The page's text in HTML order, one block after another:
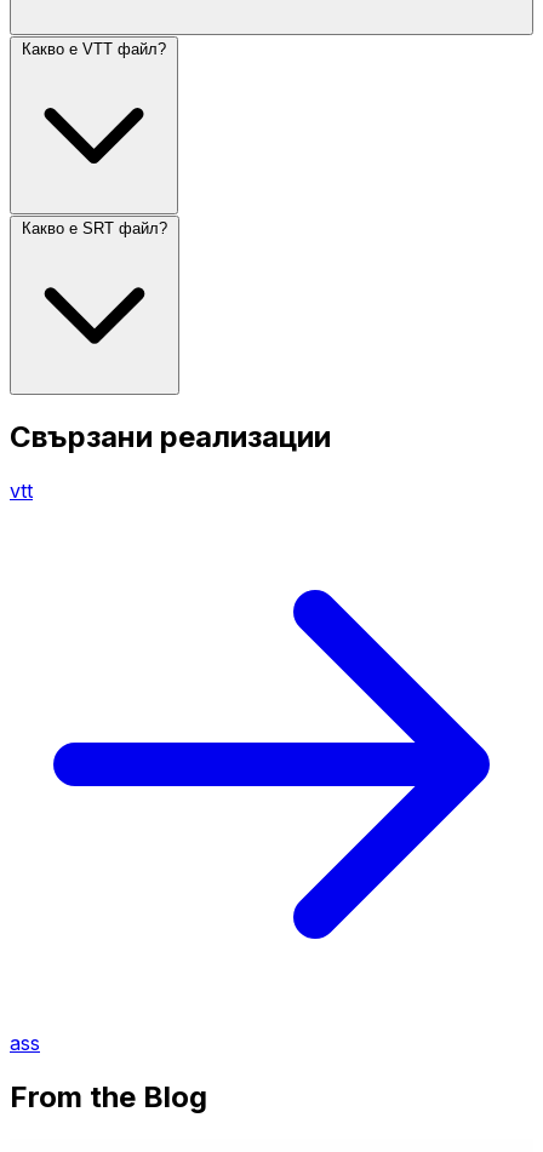
Какво е VTT файл?
Какво е SRT файл?
Свързани реализации
vtt
ass
From the Blog